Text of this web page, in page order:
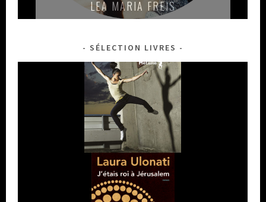
MELISSA ALDANA
VINCENT SEGAL-ROBERTO FONSECA
YOUN SUN NAH
DHAFER YOUSSEF
LEA MARIA FREIS
BIRDS ON A WIRE
MILENA CASADO
BALLAKE SISSOKO - PIERS FACCINI
FATOUMATA DIAWARA
SILVIA PEREZ CRUZ
LELA MARTIAL
SÉLECTION LIVRES